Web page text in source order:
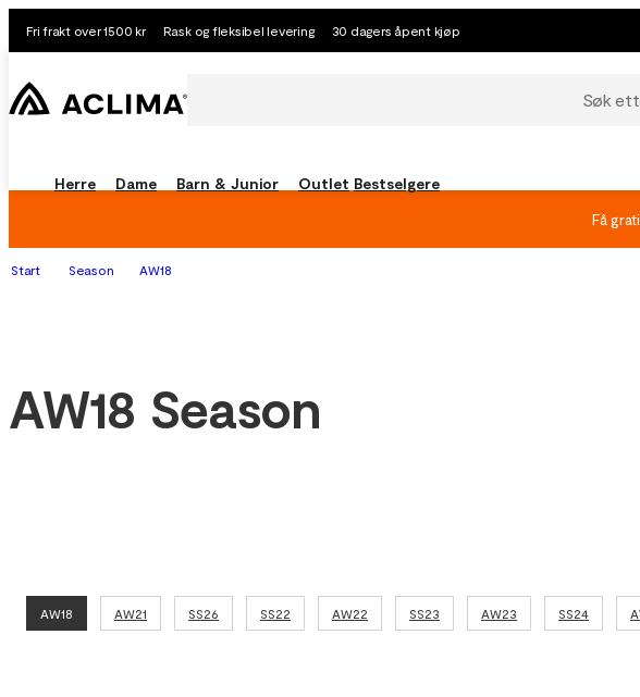
Fri frakt over 1500 kr Rask og fleksibel levering 30 dagers åpent kjøp
Søk
Herre Dame Barn & Junior Outlet Bestselgere
Få
Start Season AW18
AW18 Season
AW18 AW21 SS26 SS22 AW22 SS23 AW23 SS24